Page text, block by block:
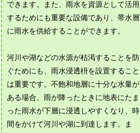
できます。また、雨水を資源として活用
するためにも重要な設備であり、帯水層
に雨水を供給することができます。
河川や湖などの水源が枯渇することを防
ぐためにも、雨水浸透枡を設置すること
は重要です。不飽和地層に十分な水量が
ある場合、雨が降ったときに地表にたま
った雨水が下層に浸透しやすくなり、時
間をかけて河川や湖に到達します。ま